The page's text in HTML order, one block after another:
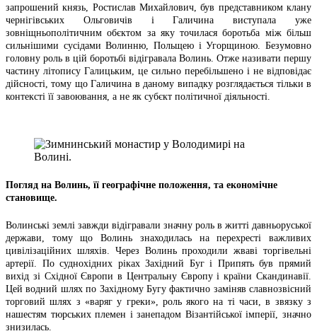
запрошений князь, Ростислав Михайлович, був представником клану
чернігівських Ольговичів і Галичина виступала уже
зовніщньополітичним обєктом за яку точилася боротьба між більш
сильнішими сусідами Волинню, Польщею і Угорщиною. Безумовно
головну роль в цій боротьбі відігравала Волинь. Отже називати першу
частину літопису Галицьким, це сильно перебільшено і не відповідає
дійсності, тому що Галичина в даному випадку розглядається тільки в
контексті її завоювання, а не як субєкт політичної діяльності.
Погляд на Волинь, її географічне положення, та економічне
становище.
Волинські землі завжди відігравали значну роль в житті давньоруської
держави, тому що Волинь знаходилась на перехресті важливих
цивілізаційних шляхів. Через Волинь проходили жваві торгівельні
артерії. По суднохідних ріках Західний Буг і Припять був прямий
вихід зі Східної Європи в Центральну Європу і країни Скандинавії.
Цей водний шлях по Західному Бугу фактично заміняв славнозвісний
торговий шлях з «варяг у греки», роль якого на ті часи, в звязку з
нашестям тюрських племен і занепадом Візантійської імперії, значно
знизилась.